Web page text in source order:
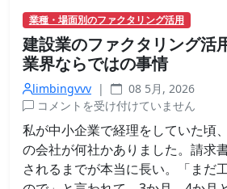
を
整
理
し
て
み
た
は
業種・場面別のファクタリング活用
建設業のファクタリング活
業界ならではの事情
limbingvvv |
08 5月, 2026
建
設
業
の
フ
コメントを受け付けていません
私が中小企業で経理をしていた頃
の会社が何社かありました。請求
されるまでが本当に長い。「まだ